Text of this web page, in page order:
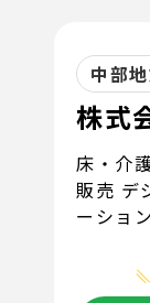
中部
株式
床・介
販売 デ
ーショ